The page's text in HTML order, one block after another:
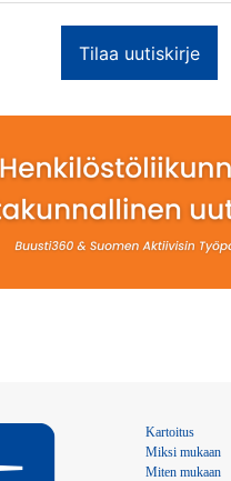
Kartoitus
Miksi mukaan
Miten mukaan